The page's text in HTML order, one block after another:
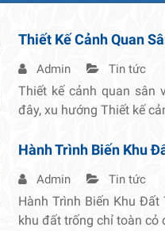
Thiết Kế Cảnh Quan
Admin Tin tức
Thiết kế cảnh quan sân
đây, xu hướng Thiết kế
Hành Trình Biến Khu
Admin Tin tức
Hành Trình Biến Khu
khu đất trống chỉ toàn cỏ